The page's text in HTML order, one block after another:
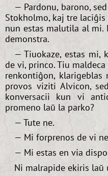
— Pardonu, barono,
Stokholmo, kaj tre
nun estas malutila al
demonstra.
— Tiuokaze, estas mi,
de vi, princo. Tiu
renkontiĝon,
provos viziti Alvicon,
konversacii kun vi
promeno laŭ la parko?
— Tute ne.
— Mi forprenos de vi
— Mi estas en via
Ni malrapide ekiris